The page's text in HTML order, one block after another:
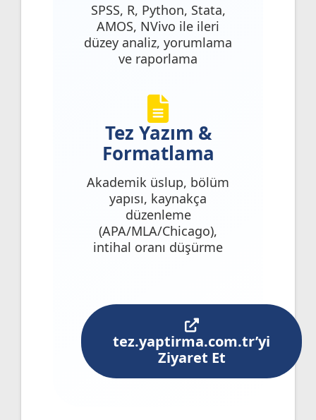
SPSS, R, Python, Stata,
AMOS, NVivo ile ileri
düzey analiz, yorumlama
ve raporlama
Tez Yazım &
Formatlama
Akademik üslup, bölüm
yapısı, kaynakça
düzenleme
(APA/MLA/Chicago),
intihal oranı düşürme
tez.yaptirma.com.tr’yi
Ziyaret Et